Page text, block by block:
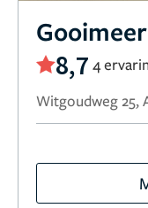
8,7 4
Witgoudweg 25,